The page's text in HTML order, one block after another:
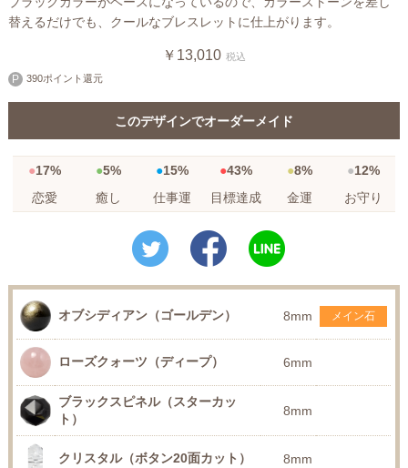
替えるだけでも、クールなブレスレットに仕上がります。
￥13,010 税込
390ポイント還元
このデザインでオーダーメイド
17% 5% 15% 43% 8%
12%
恋愛
癒し 仕事運 目標達成 金運 お守り
オブシディアン（ゴールデン） 8mm メイン石
ローズクォーツ（ディープ） 6mm
ブラックスピネル（スターカッ
ト）
8mm
クリスタル（ボタン20面カット） 8mm